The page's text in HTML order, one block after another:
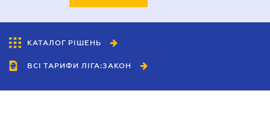
КАТАЛОГ РІШЕНЬ
ВСІ ТАРИФИ ЛІГА:ЗАКОН